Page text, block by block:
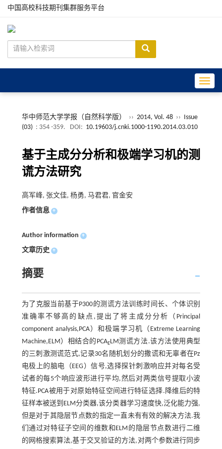
中国高校科技期刊集群服务平台
华中师范大学学报（自然科学版） ›› 2014, Vol. 48 ›› Issue
(03) : 354 -359. DOI: 10.19603/j.cnki.1000-1190.2014.03.010
基于主成分分析和极端学习机的测
谎方法研究
高军峰, 张文佳, 杨勇, 马君君, 官金安
作者信息 +
Author information +
文章历史 +
摘要
为了克服当前基于P300的测谎方法训练时间长、个体识别
准确率不够高的缺点,提出了将主成分分析（Principal
component analysis,PCA）和极端学习机（Extreme Learning
Machine,ELM）相结合的PCAELM测谎方法.该方法使用典型
的三刺激测谎范式,记录30名随机划分的撒谎和无辜者在Pz
电极上的脑电（EEG）信号,选择探针刺激响应并对每名受
试者的每5个响应波形进行平均,然后对两类信号提取小波
特征.PCA被用于对原始特征空间进行特征选择.降维后的特
征样本被送到ELM分类器,该分类器学习速度快,泛化能力强,
但是对于其隐层节点数的指定一直未有有效的解决方法.我
们通过对特征子空间的维数和ELM的隐层节点数进行二维
的网格搜索算法,基于交叉验证的方法,对两个参数进行同步